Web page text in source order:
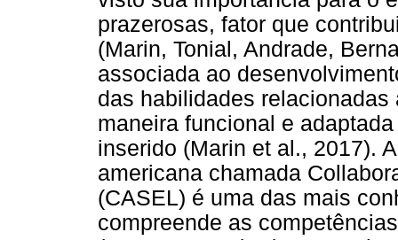
prazerosas, fator que
(Marin, Tonial, Andrade,
associada ao
das habilidades
maneira funcional e
inserido (Marin et al., 2017).
americana chamada
(CASEL) é uma das mais
compreende as